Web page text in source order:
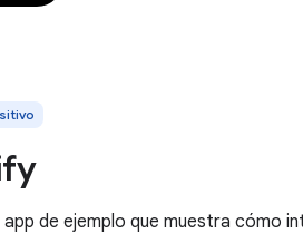
de ejemplo que muestra cómo